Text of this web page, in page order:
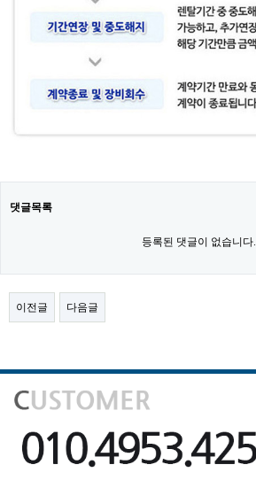
댓글목록
등록된 댓글이 없습니다.
이전글 다음글